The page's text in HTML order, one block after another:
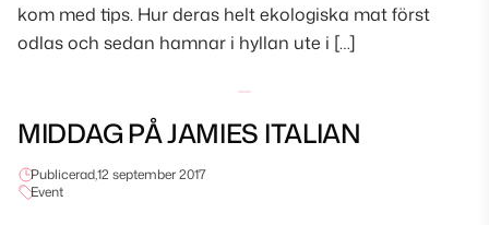
kom med tips. Hur deras helt ekologiska mat först
odlas och sedan hamnar i hyllan ute i […]
MIDDAG PÅ JAMIES ITALIAN
Publicerad,12 september 2017
Event